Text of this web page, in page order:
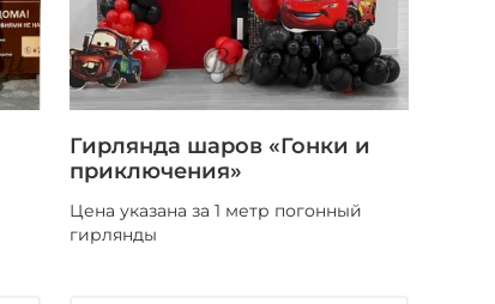
Гирлянда шаров «Гонки и
приключения»
Цена указана за 1 метр погонный
гирлянды